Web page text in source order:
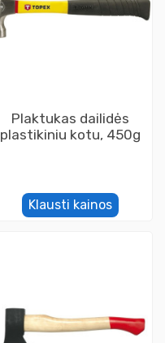
Plaktukas dailidės
plastikiniu kotu, 450g
Klausti kainos